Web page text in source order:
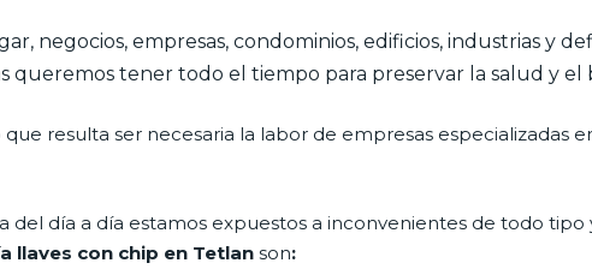
negocios, empresas, condominios, edificios, industrias y
queremos tener todo el tiempo para preservar la salud y el
resulta ser necesaria la labor de empresas especializadas
del día a día estamos expuestos a inconvenientes de todo tipo
llaves con chip en Tetlan son: